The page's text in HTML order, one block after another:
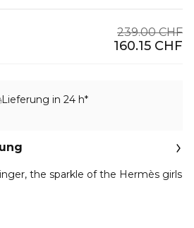
239.00 CHF
160.15 CHF
Lieferung in 24 h*
the sparkle of the Hermès girls